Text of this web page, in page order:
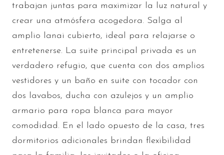
trabajan juntas para maximizar la luz natural y
crear una atmósfera acogedora. Salga al
amplio lanai cubierto, ideal para relajarse o
entretenerse. La suite principal privada es un
verdadero refugio, que cuenta con dos amplios
vestidores y un baño en suite con tocador con
dos lavabos, ducha con azulejos y un amplio
armario para ropa blanca para mayor
comodidad. En el lado opuesto de la casa, tres
dormitorios adicionales brindan flexibilidad